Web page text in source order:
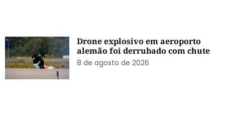
Drone explosivo em aeroporto
alemão foi derrubado com chute
8 de agosto de 2026